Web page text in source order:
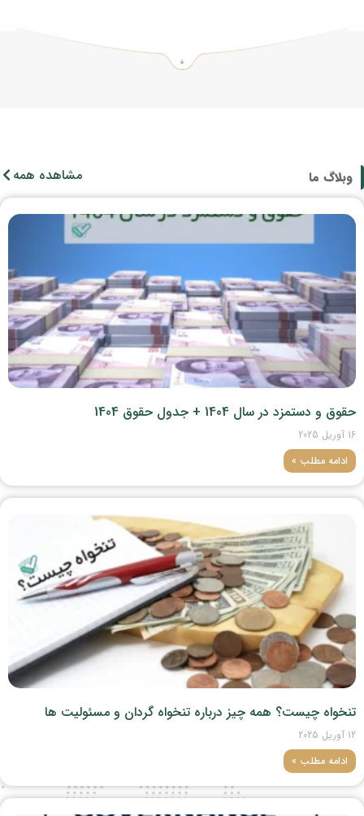
وبلاگ ما مشاهده همه
حقوق و دستمزد در سال 1404 + جدول حقوق 1404
16 آوریل 2025
ادامه مطلب »
تنخواه چیست؟ همه چیز درباره تنخواه گردان و مسئولیت ها
12 آوریل 2025
ادامه مطلب »